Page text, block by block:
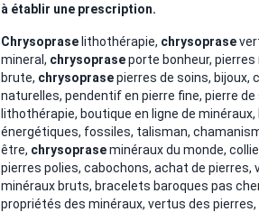
à établir une prescription.
Chrysoprase lithothérapie, chrysoprase
mineral, chrysopraseporte bonheur, pierres
brute, chrysoprasepierres de soins, bijoux,
naturelles, pendentif en pierre fine, pierre de
lithothérapie, boutique en ligne de
énergétiques, fossiles, talisman,
être, chrysopraseminéraux du monde,
pierres polies, cabochons, achat de pierres,
minéraux bruts, bracelets baroques pas
propriétés des minéraux, vertus des pierres,